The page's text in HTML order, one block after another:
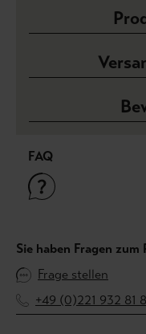
FAQ
Sie haben Fragen zum
Frage stellen
+49 (0)221 932 81